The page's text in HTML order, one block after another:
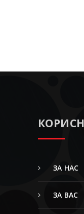
ЗА НАС
ЗА ВАС